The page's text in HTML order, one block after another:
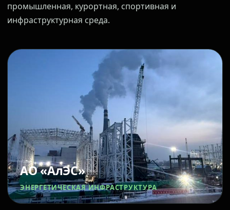
промышленная, курортная, спортивная и
инфраструктурная среда.
АО «АлЭС»
ЭНЕРГЕТИЧЕСКАЯ ИНФРАСТРУКТУРА